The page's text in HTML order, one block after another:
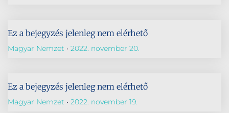
Ez a bejegyzés jelenleg nem elérhető
Magyar Nemzet 2022. november 20.
Ez a bejegyzés jelenleg nem elérhető
Magyar Nemzet 2022. november 19.